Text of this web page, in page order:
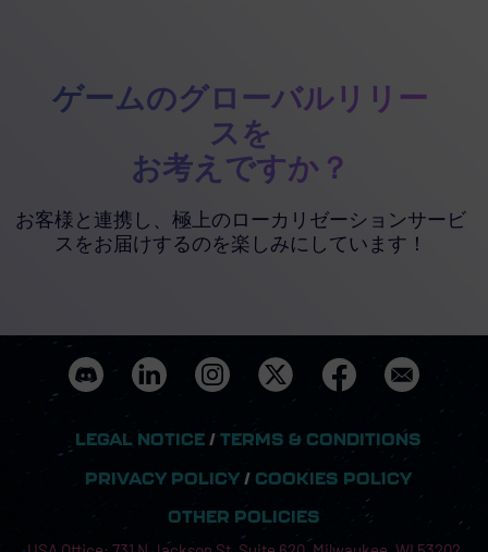
ゲームのグローバルリリー
スを
お考えですか？
お客様と連携し、極上のローカリゼーションサービ
スをお届けするのを楽しみにしています！
LEGAL NOTICE / TERMS & CONDITIONS
PRIVACY POLICY / COOKIES POLICY
OTHER POLICIES